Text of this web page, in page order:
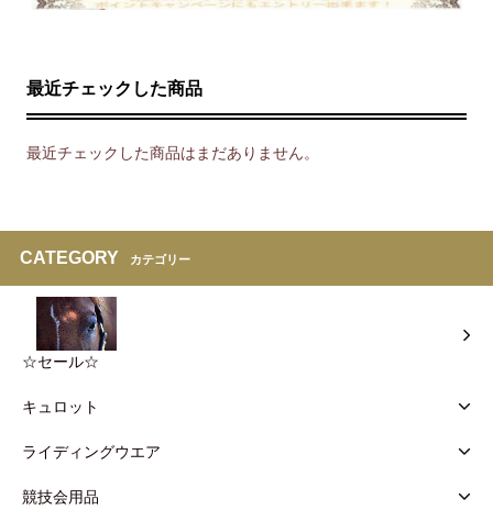
最近チェックした商品
最近チェックした商品はまだありません。
CATEGORY カテゴリー
☆セール☆
キュロット
ライディングウエア
競技会用品